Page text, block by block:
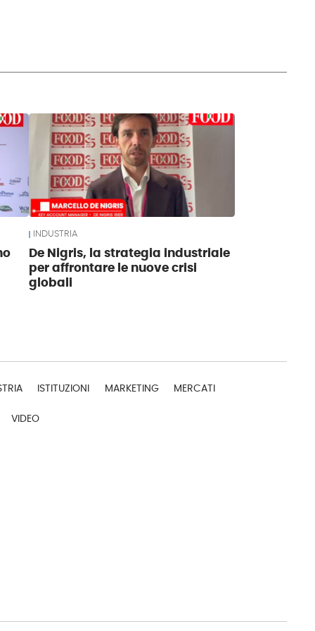
INDUSTRIA
De Nigris, la strategia industriale
per affrontare le nuove crisi
globali
ISTITUZIONI MARKETING MERCATI
VIDEO